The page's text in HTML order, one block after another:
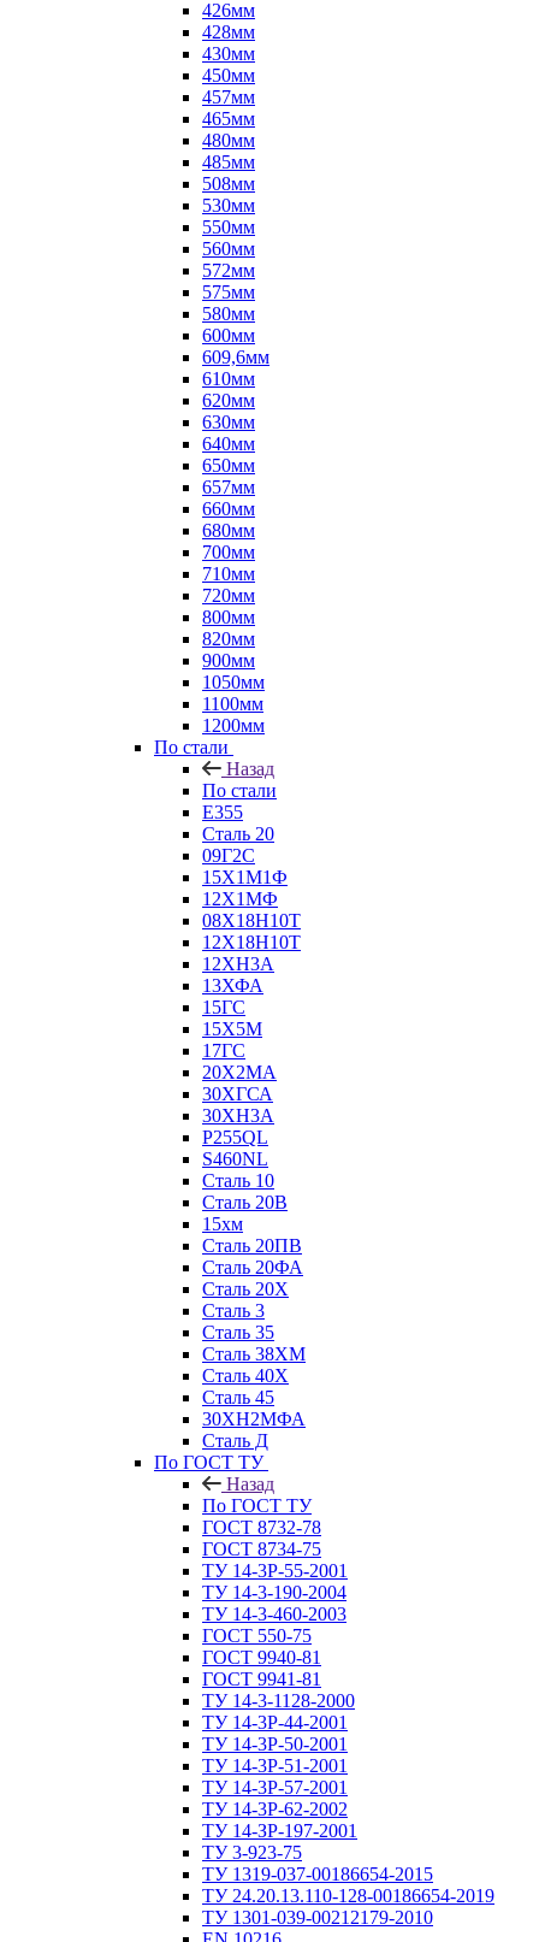
426мм
428мм
430мм
450мм
457мм
465мм
480мм
485мм
508мм
530мм
550мм
560мм
572мм
575мм
580мм
600мм
609,6мм
610мм
620мм
630мм
640мм
650мм
657мм
660мм
680мм
700мм
710мм
720мм
800мм
820мм
900мм
1050мм
1100мм
1200мм
По стали
Назад
По стали
E355
Сталь 20
09Г2С
15Х1М1Ф
12Х1МФ
08Х18Н10Т
12Х18Н10Т
12ХН3А
13ХФА
15ГС
15Х5М
17ГС
20Х2МА
30ХГСА
30ХН3А
P255QL
S460NL
Сталь 10
Сталь 20В
15хм
Сталь 20ПВ
Сталь 20ФА
Сталь 20Х
Сталь 3
Сталь 35
Сталь 38ХМ
Сталь 40Х
Сталь 45
30ХН2МФА
Сталь Д
По ГОСТ ТУ
Назад
По ГОСТ ТУ
ГОСТ 8732-78
ГОСТ 8734-75
ТУ 14-3Р-55-2001
ТУ 14-3-190-2004
ТУ 14-3-460-2003
ГОСТ 550-75
ГОСТ 9940-81
ГОСТ 9941-81
ТУ 14-3-1128-2000
ТУ 14-3Р-44-2001
ТУ 14-3Р-50-2001
ТУ 14-3Р-51-2001
ТУ 14-3Р-57-2001
ТУ 14-3Р-62-2002
ТУ 14-ЗР-197-2001
ТУ 3-923-75
ТУ 1319-037-00186654-2015
ТУ 24.20.13.110-128-00186654-2019
ТУ 1301-039-00212179-2010